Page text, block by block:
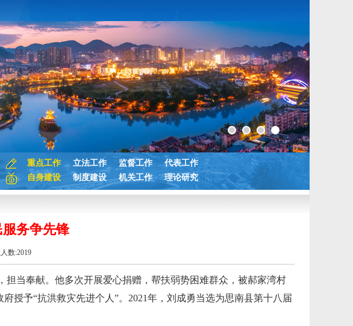
重点工作 立法工作 监督工作
代表工作
自身建设
制度建设 机关工作 理论研究
务争先锋
数:2019
当奉献。他多次开展爱心捐赠，帮扶弱势困难群众，被郝家湾村
授予“抗洪救灾先进个人”。2021年，刘成勇当选为思南县第十八届